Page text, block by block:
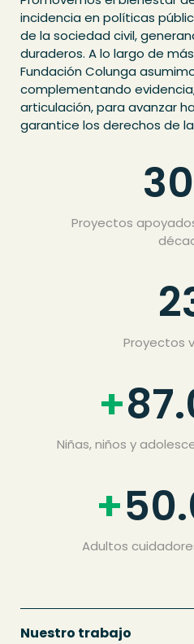
incidencia en políticas
de la sociedad civil,
duraderos. A lo largo de
Fundación Colunga
complementando
articulación, para avanzar
garantice los derechos de
Proyectos
Proyectos
+
Niñas, niños y
+
Adultos
Nuestro trabajo